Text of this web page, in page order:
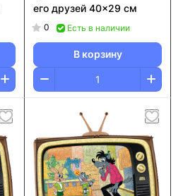
его друзей 40x29 см
0 Есть в наличии
В корзину